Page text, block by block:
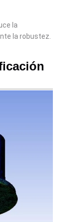
la
la robustez.